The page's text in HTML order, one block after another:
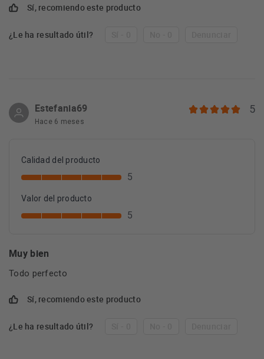
Sí, recomiendo este producto
¿Le ha resultado útil?
Estefania69
Hace 6 meses
5
Calidad del producto
5
Valor del producto
5
Muy bien
Todo perfecto
Sí, recomiendo este producto
¿Le ha resultado útil?